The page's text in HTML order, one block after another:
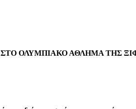
ΣΤΟ ΟΛΥΜΠΙΑΚΟ ΑΘΛΗΜΑ ΤΗΣ